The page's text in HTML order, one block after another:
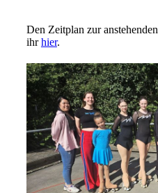
Den Zeitplan zur anstehenden
ihrhier.